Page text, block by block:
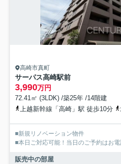
高崎市真町
サーパス高崎駅前
3,990万円
72.41㎡ (3LDK) /築25年 /14階建
上越新幹線「高崎」駅 徒歩10分
■新規リノベーション物件
■本日ご対応可能！当日のご予約はお
販売中の部屋